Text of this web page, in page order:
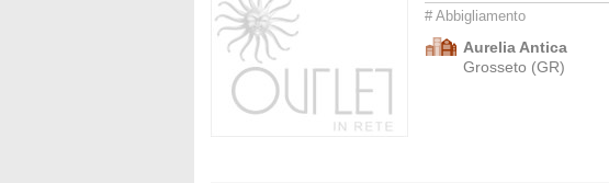
# Abbigliamento
Aurelia Antica
Grosseto (GR)